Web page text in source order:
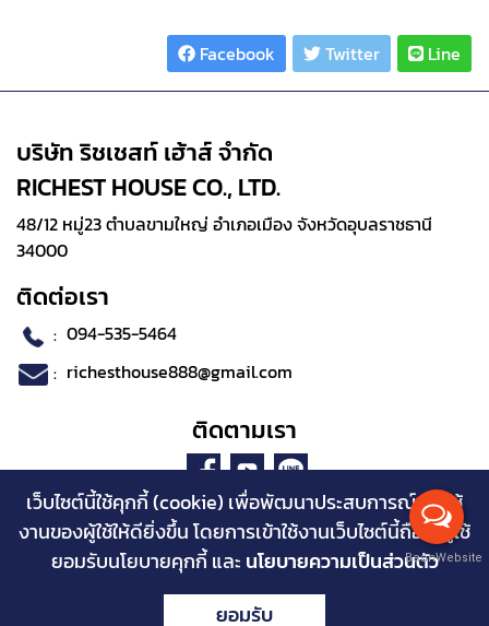
Facebook Twitter Line
เว็บไซต์นี้ใช้คุกกี้ (cookie) เพื่อพัฒนาประสบการณ์การใช้
งานของผู้ใช้ให้ดียิ่งขึ้น โดยการเข้าใช้งานเว็บไซต์นี้ถือว่าผู้ใช้
ยอมรับนโยบายคุกกี้ และ นโยบายความเป็นส่วนตัว
ยอมรับ
บริษัท ริชเชสท์ เฮ้าส์ จำกัด
RICHEST HOUSE CO., LTD.
48/12 หมู่23 ตำบลขามใหญ่ อำเภอเมือง จังหวัดอุบลราชธานี
34000
ติดต่อเรา
: 094-535-5464
: richesthouse888@gmail.com
ติดตามเรา
Copyright © 2023 www.richesthouse.com Powered by
บ้านเว็บไซต์
BaanWebsite